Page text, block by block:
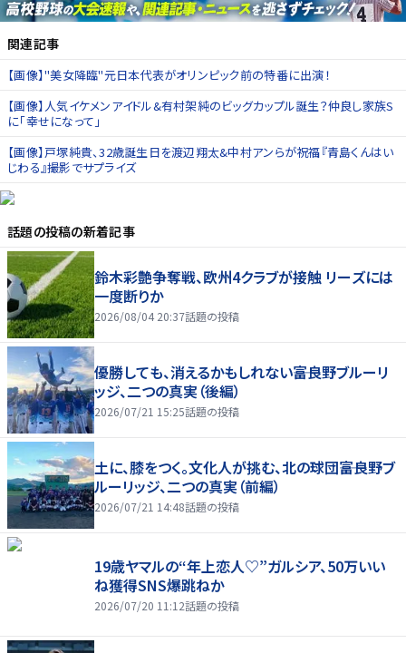
関連記事
【画像】"美女降臨"元日本代表がオリンピック前の特番に出演！
【画像】人気イケメンアイドル&有村架純のビッグカップル誕生？仲良し家族S
に「幸せになって」
【画像】戸塚純貴、32歳誕生日を渡辺翔太&中村アンらが祝福『青島くんはい
じわる』撮影でサプライズ
話題の投稿の新着記事
鈴木彩艶争奪戦、欧州4クラブが接触 リーズには
一度断りか
2026/08/04 20:37話題の投稿
優勝しても、消えるかもしれない――富良野ブルーリ
ッジ、二つの真実（後編）
2026/07/21 15:25話題の投稿
土に、膝をつく。文化人が挑む、北の球団――富良野ブ
ルーリッジ、二つの真実（前編）
2026/07/21 14:48話題の投稿
19歳ヤマルの“年上恋人♡”ガルシア、50万いい
ね獲得SNS爆跳ねか
2026/07/20 11:12話題の投稿